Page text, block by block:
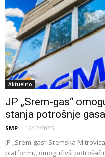
Aktuelno
JP „Srem-gas“
stanja potrošnje
SMP - 16/12/2025
JP „Srem-gas“ Sremska
platformu, omogućivši